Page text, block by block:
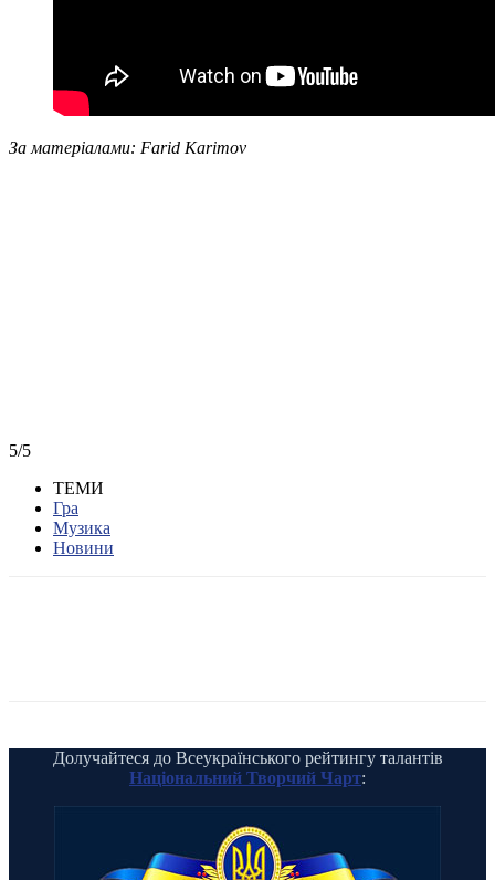
За матеріалами: Farid Karimov
5/5
ТЕМИ
Гра
Музика
Новини
Долучайтеся до Всеукраїнського рейтингу талантів
Національний Творчий Чарт: